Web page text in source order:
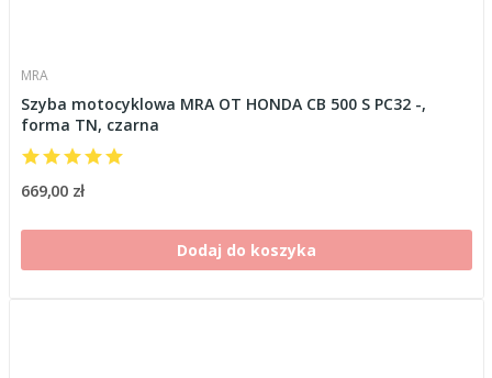
MRA
Szyba motocyklowa MRA OT HONDA CB 500 S PC32 -,
forma TN, czarna
669,00 zł
Dodaj do koszyka